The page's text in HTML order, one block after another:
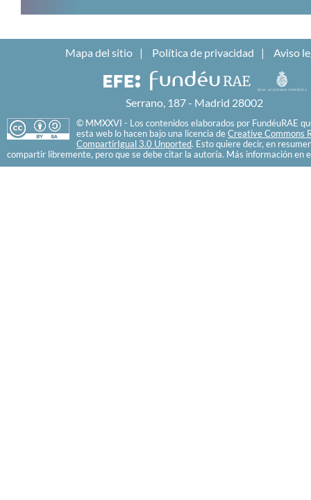
Mapa del sitio Política de privacidad Aviso
Serrano, 187 - Madrid 28002
© MMXXVI - Los contenidos elaborados por FundéuRAE
esta web lo hacen bajo una licencia de Creative Commons
CompartirIgual 3.0 Unported. Esto quiere decir, en
compartir libremente, pero que se debe citar la autoría. Más información en